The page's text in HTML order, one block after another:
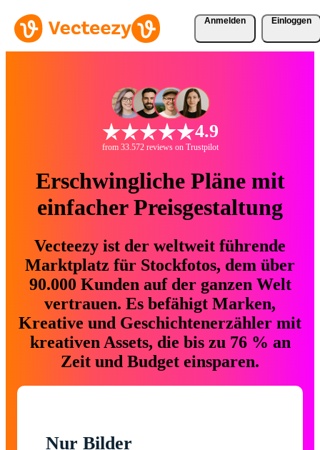
Anmelden Einloggen
4.9
from 33.572 reviews on Trustpilot
Erschwingliche Pläne mit
einfacher Preisgestaltung
Vecteezy ist der weltweit führende
Marktplatz für Stockfotos, dem über
90.000 Kunden auf der ganzen Welt
vertrauen. Es befähigt Marken,
Kreative und Geschichtenerzähler mit
kreativen Assets, die bis zu 76 % an
Zeit und Budget einsparen.
Nur Bilder